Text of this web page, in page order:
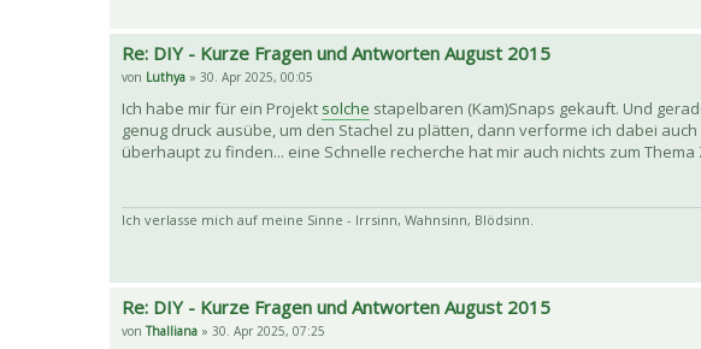
Re: DIY - Kurze Fragen und Antworten August 2015
von Luthya » 30. Apr 2025, 00:05
Ich habe mir für ein Projekt solche stapelbaren (Kam)Snaps gekauft. Und
genug druck ausübe, um den Stachel zu plätten, dann verforme ich dabei
überhaupt zu finden... eine Schnelle recherche hat mir auch nichts zum
Ich verlasse mich auf meine Sinne - Irrsinn, Wahnsinn, Blödsinn.
Re: DIY - Kurze Fragen und Antworten August 2015
vonThalliana » 30. Apr 2025, 07:25